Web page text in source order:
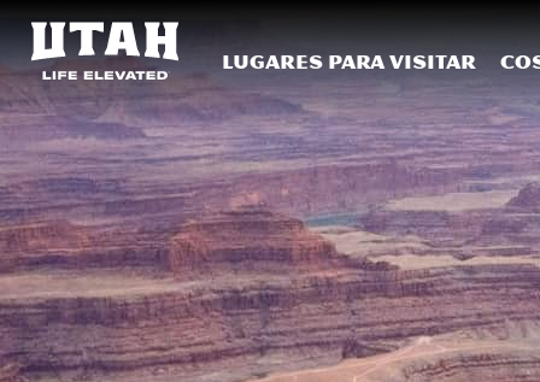
Skip to content
Lugares para visitar